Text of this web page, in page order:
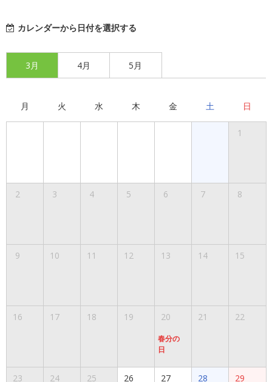
カレンダーから日付を選択する
3月 4月 5月
月 火 水 木 金 土 日
1
2 3 4 5 6 7 8
9 10 11 12 13 14 15
16 17 18 19 20
春分の
日
21 22
23 24 25 26 27 28 29